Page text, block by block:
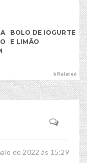
BOLO DE IOGURTE
E LIMÃO
bRelated
de 2022 às 15:29